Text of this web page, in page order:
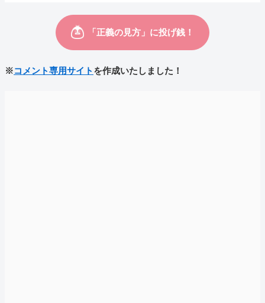
※コメント専用サイト を作成いたしました！